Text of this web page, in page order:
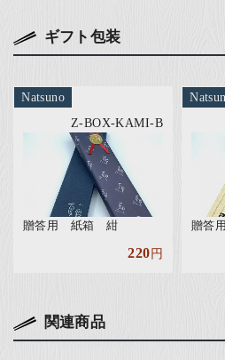
ギフト包装
Natsuno
Z-BOX-KAMI-B
贈答用 紙箱 紺
220円
贈答
関連商品